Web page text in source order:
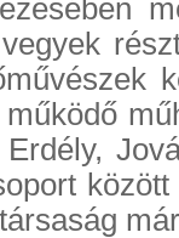
működő
Erdély,